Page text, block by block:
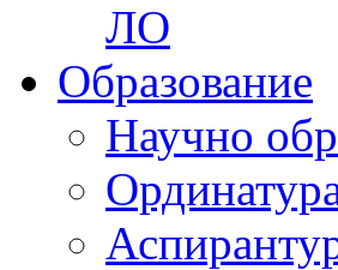
ЛО
Образование
Научно